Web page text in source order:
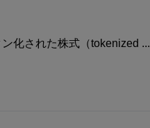
化された株式（tokenized ...